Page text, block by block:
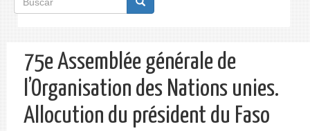
de
búsqueda
Buscar
75e Assemblée générale de
l’Organisation des Nations unies.
Allocution du président du Faso